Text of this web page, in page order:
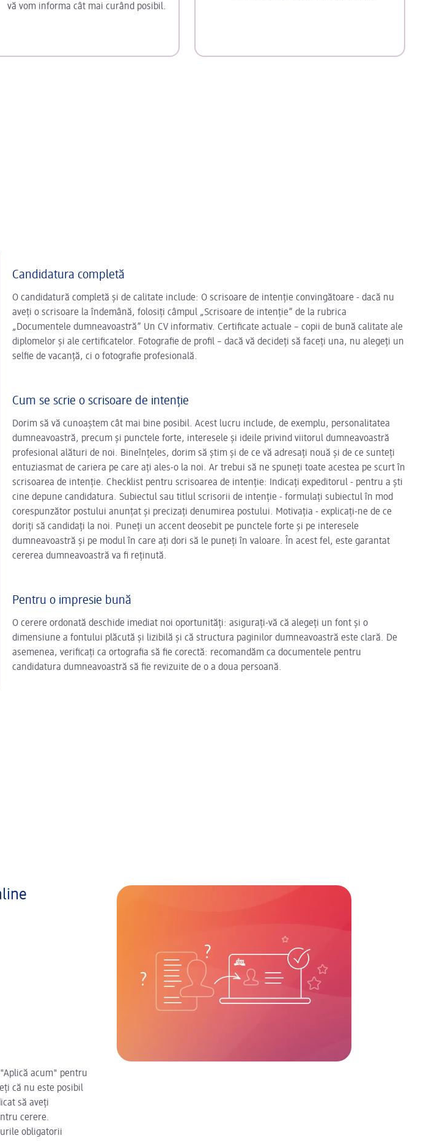
vă vom informa cât mai curând posibil.
Candidatura completă
O candidatură completă și de calitate include: O scrisoare de intenție convingătoare - dacă nu
aveți o scrisoare la îndemână, folosiți câmpul „Scrisoare de intenție” de la rubrica
„Documentele dumneavoastră” Un CV informativ. Certificate actuale – copii de bună calitate ale
diplomelor și ale certificatelor. Fotografie de profil – dacă vă decideți să faceți una, nu alegeți un
selfie de vacanță, ci o fotografie profesională.
Cum se scrie o scrisoare de intenție
Dorim să vă cunoaștem cât mai bine posibil. Acest lucru include, de exemplu, personalitatea
dumneavoastră, precum și punctele forte, interesele și ideile privind viitorul dumneavoastră
profesional alături de noi. Bineînțeles, dorim să știm și de ce vă adresați nouă și de ce sunteți
entuziasmat de cariera pe care ați ales-o la noi. Ar trebui să ne spuneți toate acestea pe scurt în
scrisoarea de intenție. Checklist pentru scrisoarea de intenție: Indicați expeditorul - pentru a ști
cine depune candidatura. Subiectul sau titlul scrisorii de intenție - formulați subiectul în mod
corespunzător postului anunțat și precizați denumirea postului. Motivația - explicați-ne de ce
doriți să candidați la noi. Puneți un accent deosebit pe punctele forte și pe interesele
dumneavoastră și pe modul în care ați dori să le puneți în valoare. În acest fel, este garantat
cererea dumneavoastră va fi reținută.
Pentru o impresie bună
O cerere ordonată deschide imediat noi oportunități: asigurați-vă că alegeți un font și o
dimensiune a fontului plăcută și lizibilă și că structura paginilor dumneavoastră este clară. De
asemenea, verificați ca ortografia să fie corectă: recomandăm ca documentele pentru
candidatura dumneavoastră să fie revizuite de o a doua persoană.
acum" pentru
că nu este posibil
să aveți
cerere.
obligatorii